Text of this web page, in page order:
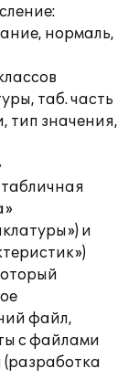
нормаль,
таб. часть
тип значения,
и
файл,
с файлами